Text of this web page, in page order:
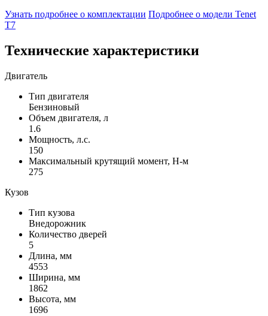
Узнать подробнее о комплектации Подробнее о модели Tenet
T7
Технические характеристики
Двигатель
Тип двигателя
Бензиновый
Объем двигателя, л
1.6
Мощность, л.с.
150
Максимальный крутящий момент, Н-м
275
Кузов
Тип кузова
Внедорожник
Количество дверей
5
Длина, мм
4553
Ширина, мм
1862
Высота, мм
1696